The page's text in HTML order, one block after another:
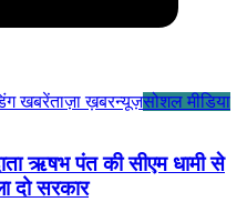
खबरेंताज़ा ख़बरन्यूज़सोशल मीडिया
ऋषभ पंत की सीएम धामी से
दो सरकार